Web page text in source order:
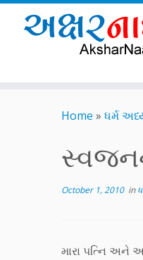
Home » ધર્મ
October 1, 2010in
મારા પત્નિ અને